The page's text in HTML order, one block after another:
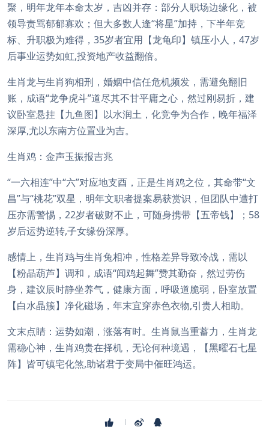
聚，明年龙年本命太岁，吉凶并存：部分人职场边缘化，被
领导责骂郁郁寡欢；但大多数人逢“将星”加持，下半年竞
标、升职极为难得，35岁者宜用【龙龟印】镇压小人，47岁
后事业运势如虹,投资地产收益翻倍。
生肖龙与生肖狗相刑，婚姻中信任危机频发，需避免翻旧
账，成语“龙争虎斗”道尽其不甘平庸之心，然过刚易折，建
议卧室悬挂【九鱼图】以水润土，化竞争为合作，晚年福泽
深厚,尤以东南方位置业为吉。
生肖鸡：金声玉振报吉兆
“一六相连”中“六”对应地支酉，正是生肖鸡之位，其命带“文
昌”与“桃花”双星，明年文职者提案易获赏识，但团队中遭打
压亦需警惕，22岁者破财不止，可随身携带【五帝钱】；58
岁后运势逆转,子女缘份深厚。
感情上，生肖鸡与生肖兔相冲，性格差异导致冷战，需以
【粉晶葫芦】调和，成语“闻鸡起舞”赞其勤奋，然过劳伤
身，建议辰时静坐养气，健康方面，呼吸道脆弱，卧室放置
【白水晶簇】净化磁场，年末宜穿赤色衣物,引贵人相助。
文末点睛：运势如潮，涨落有时。生肖鼠当重蓄力，生肖龙
需稳心神，生肖鸡贵在择机，无论何种境遇，【黑曜石七星
阵】皆可镇宅化煞,助诸君于变局中催旺鸿运。